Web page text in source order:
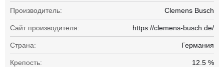
Производитель: Clemens Busch
Сайт производителя: https://clemens-busch.de/
Страна: Германия
Крепость: 12.5 %